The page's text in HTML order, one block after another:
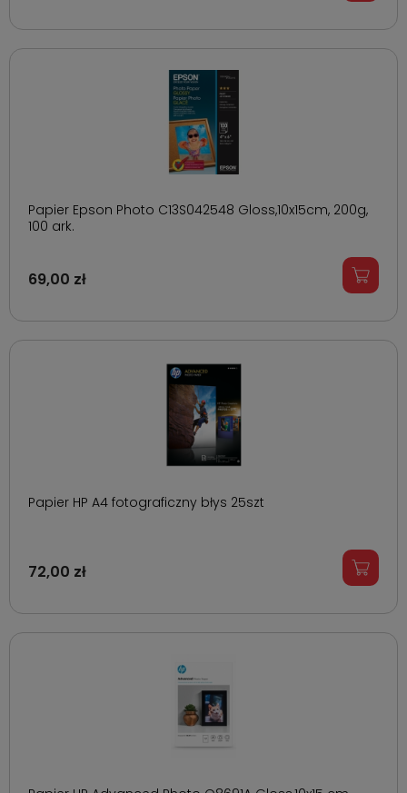
Papier Epson Photo C13S042548 Gloss,10x15cm, 200g,
100 ark.
69,00 zł
Papier HP A4 fotograficzny błys 25szt
72,00 zł